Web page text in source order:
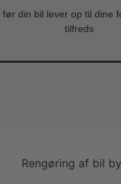
din bil lever op til dine
tilfreds